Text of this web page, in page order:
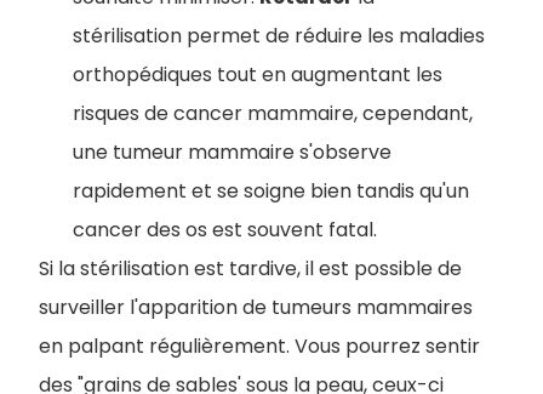
stérilisation permet de réduire les maladies
orthopédiques tout en augmentant les
risques de cancer mammaire, cependant,
une tumeur mammaire s'observe
rapidement et se soigne bien tandis qu'un
cancer des os est souvent fatal.
Si la stérilisation est tardive, il est possible de
surveiller l'apparition de tumeurs mammaires
en palpant régulièrement. Vous pourrez sentir
des "grains de sables' sous la peau, ceux-ci